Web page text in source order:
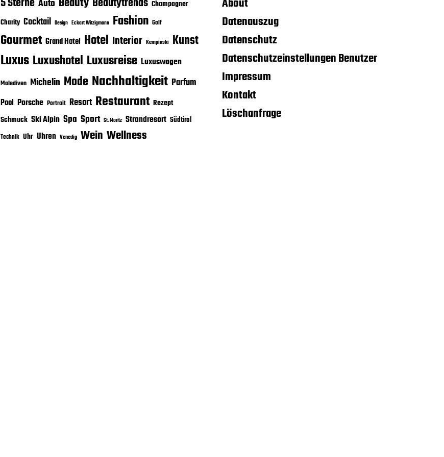
Auto Champagner
Charity Cocktail Design Eckart Witzigmann Fashion Golf
Gourmet Grand Hotel Hotel Interior Kempinski Kunst
Luxus Luxushotel Luxusreise Luxuswagen
Malediven Michelin Mode Nachhaltigkeit Parfum
Pool Porsche Portrait Resort Restaurant Rezept
Schmuck Ski Alpin Spa Sport St. Moritz Strandresort Südtirol
Technik Uhr Uhren Venedig Wein Wellness
Datenauszug
Datenschutz
Datenschutzeinstellungen Benutzer
Impressum
Kontakt
Löschanfrage